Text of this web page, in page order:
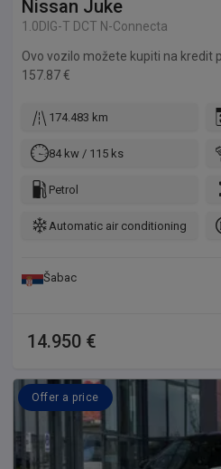
Nissan Juke
1.0DIG-T DCT N-Connecta
Ovo vozilo možete kupiti na kredit
157.87 €
174.483 km
84 kw / 115 ks
Petrol
Automatic air conditioning
Šabac
14.950 €
Offer a price